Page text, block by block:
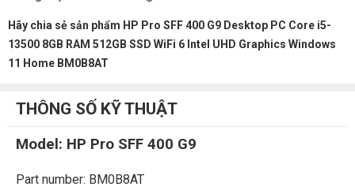
Hãy chia sẻ sản phẩm HP Pro SFF 400 G9 Desktop PC Core i5-
13500 8GB RAM 512GB SSD WiFi 6 Intel UHD Graphics Windows
11 Home BM0B8AT
THÔNG SỐ KỸ THUẬT
Model: HP Pro SFF 400 G9
Part number: BM0B8AT